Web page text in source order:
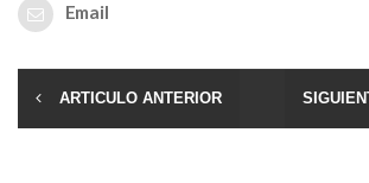
Email
ARTICULO ANTERIOR